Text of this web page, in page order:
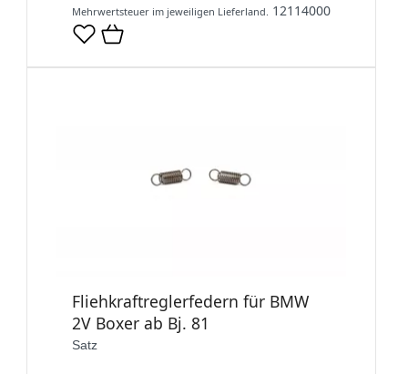
Mehrwertsteuer im jeweiligen Lieferland. 12114000
Fliehkraftreglerfedern für BMW
2V Boxer ab Bj. 81
Satz